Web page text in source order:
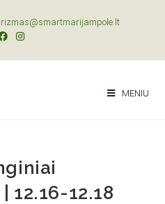
MENIU
12.16-12.18